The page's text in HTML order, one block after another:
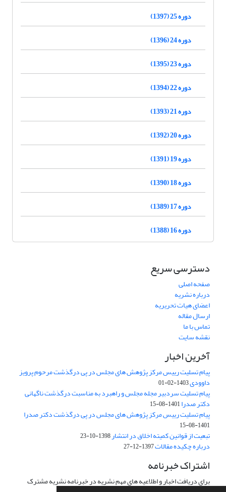
دوره 25 (1397)
دوره 24 (1396)
دوره 23 (1395)
دوره 22 (1394)
دوره 21 (1393)
دوره 20 (1392)
دوره 19 (1391)
دوره 18 (1390)
دوره 17 (1389)
دوره 16 (1388)
دسترسی سریع
صفحه اصلی
درباره نشریه
اعضای هیات تحریریه
ارسال مقاله
تماس با ما
نقشه سایت
آخرین اخبار
پیام تسلیت رییس مرکز پژوهش های مجلس در پی درگذشت مرحوم پرویز
داوودی1403-02-01
پیام تسلیت سردبیر مجله مجلس و راهبرد به مناسبت درگذشت ناگهانی
دکتر صدرا1401-08-15
پیام تسلیت رییس مرکز پژوهش های مجلس در پی درگذشت دکتر صدرا
1401-08-15
تبعیت از قوانین کمیته اخلاق در انتشار1398-10-23
درباره چکیده مقالات1397-12-27
اشتراک خبرنامه
برای دریافت اخبار و اطلاعیه های مهم نشریه در خبرنامه نشریه مشترک